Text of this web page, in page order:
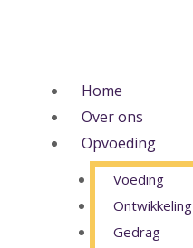
Home
Over ons
Opvoeding
Voeding
Ontwikkeling
Gedrag